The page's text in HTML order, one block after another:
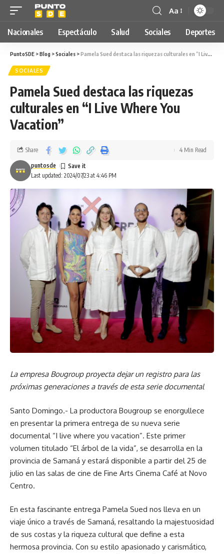
Aa
Nacionales Espectáculo Salud Sociales Deportes
PuntoSDE >Blog >Sociales >Pamela Sued destaca las riquezas culturales en “I Live Where You Vacation”
SOCIALES
Pamela Sued destaca las riquezas
culturales en “I Live Where You
Vacation”
Last updated: 2024/07/23 at 4:46 PM
puntosde
Share 4 Min Read
La empresa Bougroup proyecta dejar un registro para las
próximas generaciones a través de esta serie documental
Santo Domingo.- La productora Bougroup se enorgullece
en presentar la primera entrega de su nueva serie
documental “I live where you vacation”. Este primer
volumen titulado “El árbol de la vida”, se desarrolla en la
provincia de Samaná y estará disponible a partir del 25 de
julio en las salas de cine de Fine Arts Cinema Café at Novo
Centro.
En esta fascinante entrega Pamela Sued nos lleva en un
viaje único a través de Samaná, resaltando la majestuosidad
de sus costas y la riqueza cultural que define a esta
hermosa provincia. Con su estilo apasionado y carismático,